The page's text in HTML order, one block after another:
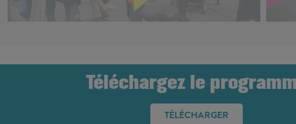
Téléchargez le
TÉLÉCHARGER